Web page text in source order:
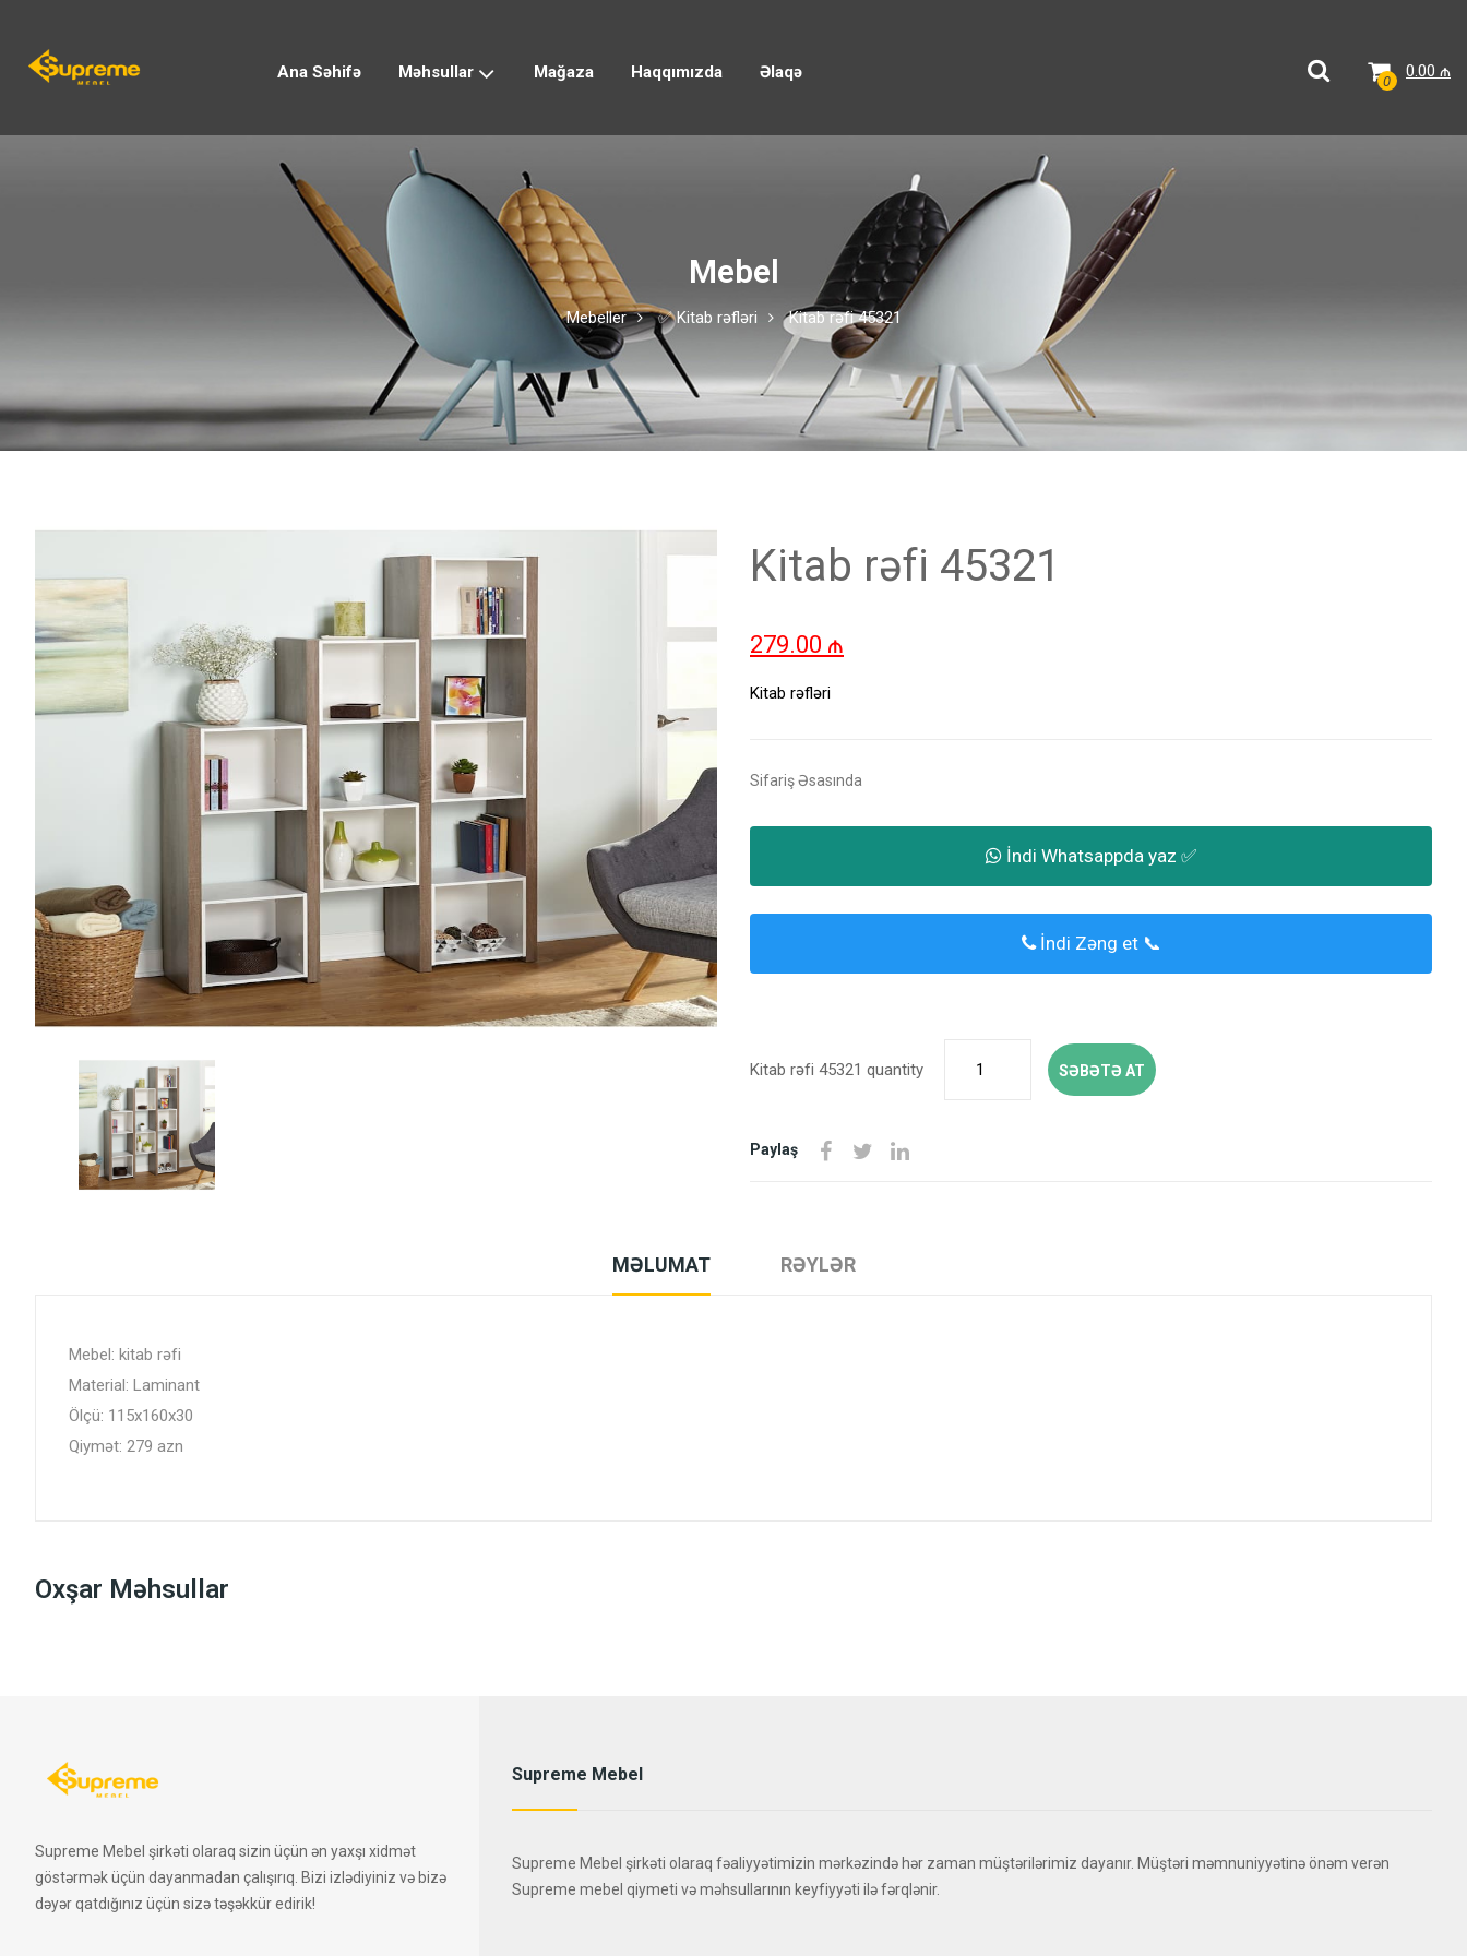
Ana Səhifə Məhsullar Mağaza Haqqımızda Əlaqə 0.00 ₼
0
Mebel
Mebeller ✅ Kitab rəfləri Kitab rəfi 45321
Kitab rəfi 45321
279.00 ₼
Kitab rəfləri
Sifariş Əsasında
İndi Whatsappda yaz ✅
İndi Zəng et 📞
Kitab rəfi 45321 quantity SƏBƏTƏ AT
Paylaş
MƏLUMAT RƏYLƏR
Mebel: kitab rəfi
Material: Laminant
Ölçü: 115x160x30
Qiymət: 279 azn
Oxşar Məhsullar
Supreme Mebel şirkəti olaraq sizin üçün ən yaxşı xidmət
göstərmək üçün dayanmadan çalışırıq. Bizi izlədiyiniz və bizə
dəyər qatdığınız üçün sizə təşəkkür edirik!
Supreme Mebel
Supreme Mebel şirkəti olaraq fəaliyyətimizin mərkəzində hər zaman müştərilərimiz dayanır. Müştəri məmnuniyyətinə önəm verən
Supreme mebel qiymeti və məhsullarının keyfiyyəti ilə fərqlənir.